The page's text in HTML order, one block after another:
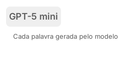
GPT-5 mini
Cada palavra gerada pelo modelo